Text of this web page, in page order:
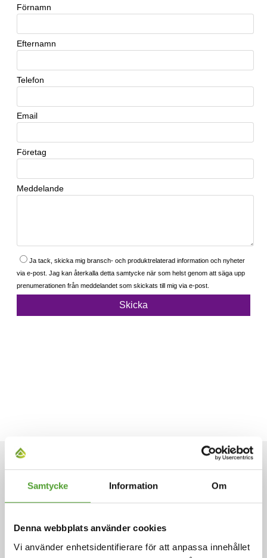
Samtycke Information Om
Denna webbplats använder cookies
Vi använder enhetsidentifierare för att anpassa innehållet
ARTIKLAR